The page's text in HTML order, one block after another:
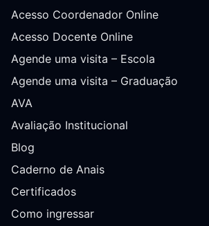
Acesso Coordenador Online
Acesso Docente Online
Agende uma visita – Escola
Agende uma visita – Graduação
AVA
Avaliação Institucional
Blog
Caderno de Anais
Certificados
Como ingressar